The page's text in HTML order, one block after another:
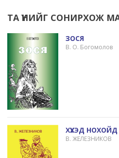
ТА ҮҮНИЙГ СОНИРХОЖ
ЗОСЯ
В. О. Богомолов
ХҮҮХЭД
В. ЖЕЛЕЗНИКОВ